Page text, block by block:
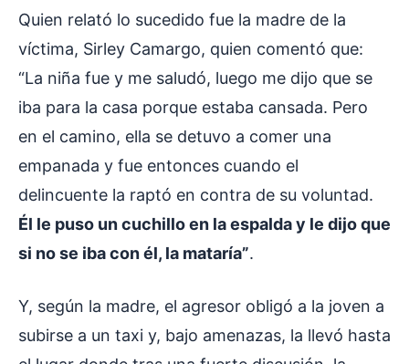
Quien relató lo sucedido fue la madre de la
víctima, Sirley Camargo, quien comentó que:
“La niña fue y me saludó, luego me dijo que se
iba para la casa porque estaba cansada. Pero
en el camino, ella se detuvo a comer una
empanada y fue entonces cuando el
delincuente la raptó en contra de su voluntad.
Él le puso un cuchillo en la espalda y le dijo que
si no se iba con él, la mataría”.
Y, según la madre, el agresor obligó a la joven a
subirse a un taxi y, bajo amenazas, la llevó hasta